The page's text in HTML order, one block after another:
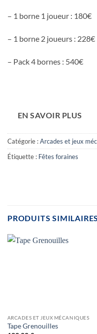
– 1 borne 1 joueur : 180€
– 1 borne 2 joueurs : 228€
– Pack 4 bornes : 540€
EN SAVOIR PLUS
Catégorie :Arcades et jeux
Étiquette : Fêtes foraines
PRODUITS SIMILAIRES
ARCADES ET JEUX MÉCANIQUES
Tape Grenouilles